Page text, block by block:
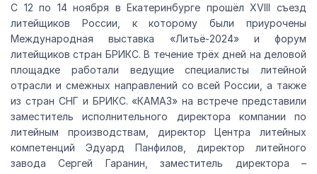
С 12 по 14 ноября в Екатеринбурге прошёл XVIII съезд
литейщиков России, к которому были приурочены
Международная выставка «Литьё-2024» и форум
литейщиков стран БРИКС. В течение трёх дней на деловой
площадке работали ведущие специалисты литейной
отрасли и смежных направлений со всей России, а также
из стран СНГ и БРИКС. «КАМАЗ» на встрече представили
заместитель исполнительного директора компании по
литейным производствам, директор Центра литейных
компетенций Эдуард Панфилов, директор литейного
завода Сергей Гаранин, заместитель директора –